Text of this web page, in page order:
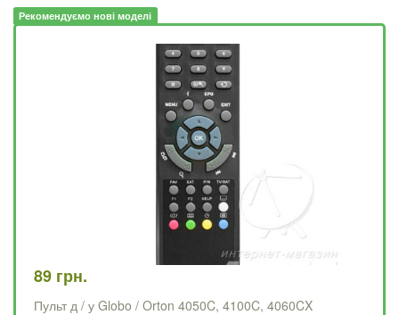
Рекомендуємо нові моделі
89 грн.
Пульт д / у Globo / Orton 4050C, 4100C, 4060CX